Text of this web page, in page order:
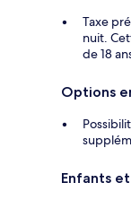
Taxe
nuit.
de 18
Options
Enfants